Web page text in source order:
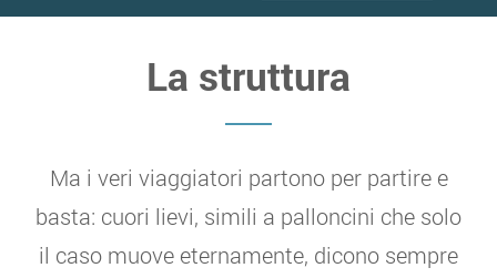
La struttura
Ma i veri viaggiatori partono per partire e
basta: cuori lievi, simili a palloncini che solo
il caso muove eternamente, dicono sempre